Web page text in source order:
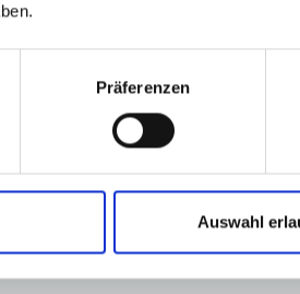
Präferenzen
Auswahl